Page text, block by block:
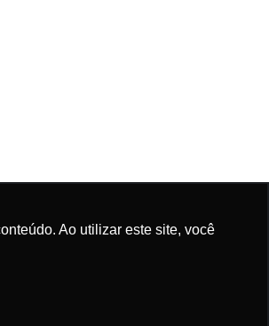
Ao utilizar este site, você